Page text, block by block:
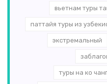
вьетнам туры
паттайя туры из
экстремальный
туры на ко